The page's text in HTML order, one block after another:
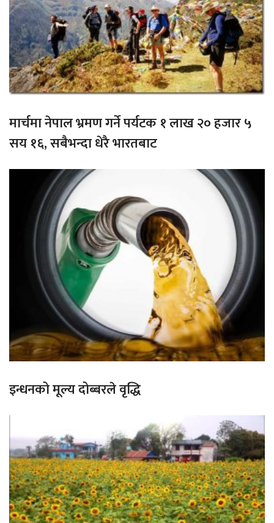
मार्चमा नेपाल भ्रमण गर्ने पर्यटक १ लाख २० हजार ५
सय १६, सबैभन्दा धेरै भारतबाट
इन्धनको मूल्य दोब्बरले वृद्धि